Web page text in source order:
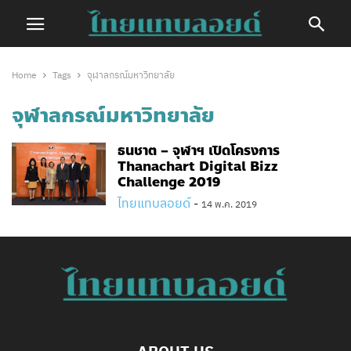
Home Tags จุฬาลกรณ์มหาวิทยาลัย
จุฬาลกรณ์มหาวิทยาลัย
ธนชาต – จุฬาฯ เปิดโครงการ
Thanachart Digital Bizz
Challenge 2019
ไทยแทบลอยด์ - 14 พ.ค. 2019